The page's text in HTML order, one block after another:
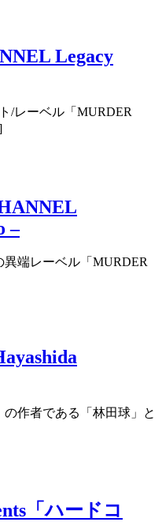
Legacy
/レーベル「MURDER
–
端レーベル「MURDER
作者である「林田球」と
「ハードコ